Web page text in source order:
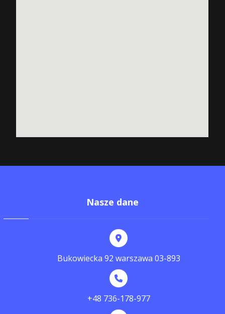
Nasze dane
Bukowiecka 92 warszawa 03-893
+48 736-178-977